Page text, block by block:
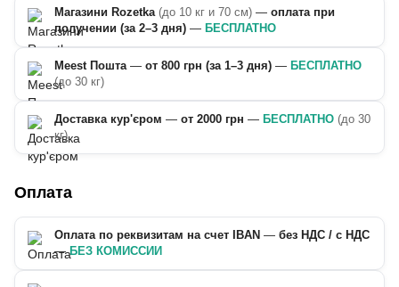
Магазини Rozetka (до 10 кг и 70 см) — оплата при
получении (за 2–3 дня) — БЕСПЛАТНО
Meest Пошта — от 800 грн (за 1–3 дня) — БЕСПЛАТНО
(до 30 кг)
Доставка кур'єром — от 2000 грн — БЕСПЛАТНО (до 30
кг)
Оплата
Оплата по реквизитам на счет IBAN — без НДС / с НДС
—БЕЗ КОМИССИИ